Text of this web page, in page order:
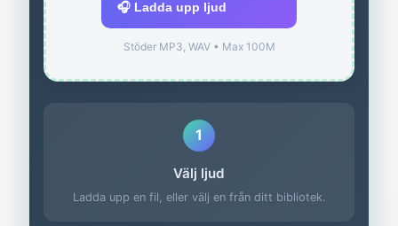
🎧 Ladda upp ljud
Stöder MP3, WAV • Max 100M
1
Välj ljud
Ladda upp en fil, eller välj en från ditt bibliotek.